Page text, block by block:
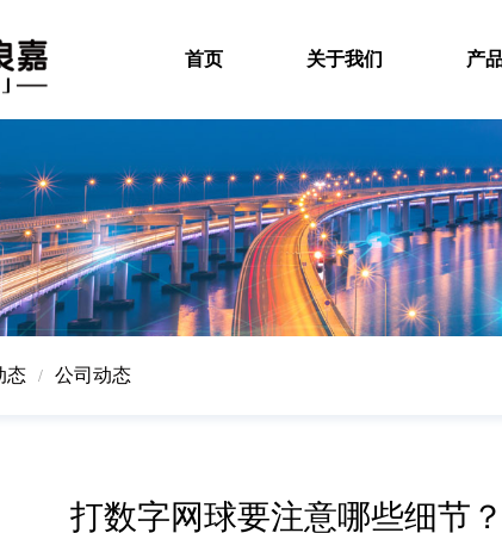
首页 关于我们 产
态 / 公司动态
打数字网球要注意哪些细节？